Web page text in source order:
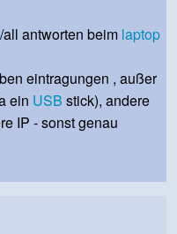
antworten beim laptop
eintragungen , außer
ein USB stick), andere
IP - sonst genau